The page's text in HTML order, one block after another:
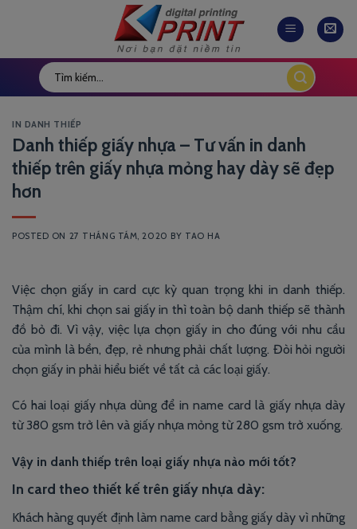
IN DANH THIẾP
Danh thiếp giấy nhựa – Tư vấn in danh
thiếp trên giấy nhựa mỏng hay dày sẽ đẹp
hơn
POSTED ON 27 THÁNG TÁM, 2020 BY TAO HA
Việc chọn giấy in card cực kỳ quan trọng khi in danh thiếp.
Thậm chí, khi chọn sai giấy in thì toàn bộ danh thiếp sẽ thành
đồ bỏ đi. Vì vậy, việc lựa chọn giấy in cho đúng với nhu cầu
của mình là bền, đẹp, rẻ nhưng phải chất lượng. Đòi hỏi người
chọn giấy in phải hiểu biết về tất cả các loại giấy.
Có hai loại giấy nhựa dùng để in name card là giấy nhựa dày
từ 380 gsm trở lên và giấy nhựa mỏng từ 280 gsm trở xuống.
Vậy in danh thiếp trên loại giấy nhựa nào mới tốt?
In card theo thiết kế trên giấy nhựa dày:
Khách hàng quyết định làm name card bằng giấy dày vì những